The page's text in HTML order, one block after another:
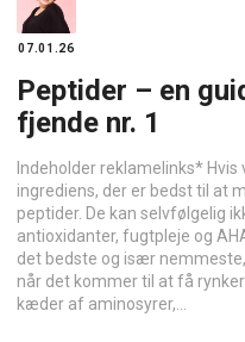
07.01.26
Peptider – en
fjende nr. 1
Indeholder reklamelinks*
ingrediens, der er bedst til at
peptider. De kan selvfølgelig
antioxidanter, fugtpleje og
det bedste og især
når det kommer til at få
kæder af aminosyrer,...